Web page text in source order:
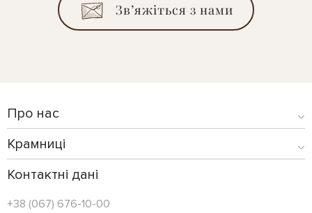
Зв’яжіться з нами
Про нас
Крамниці
Контактні дані
+38 (067) 676-10-00